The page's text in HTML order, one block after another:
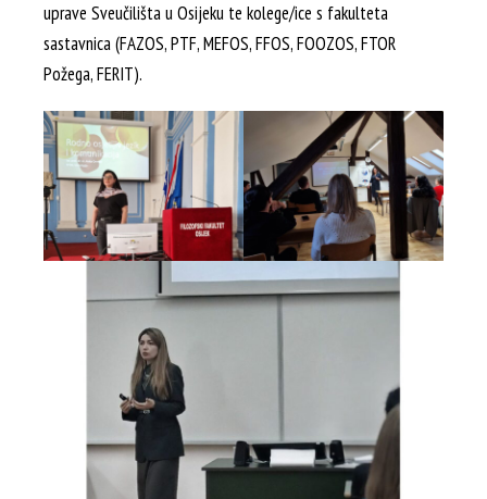
uprave Sveučilišta u Osijeku te kolege/ice s fakulteta
sastavnica (FAZOS, PTF, MEFOS, FFOS, FOOZOS, FTOR
Požega, FERIT).